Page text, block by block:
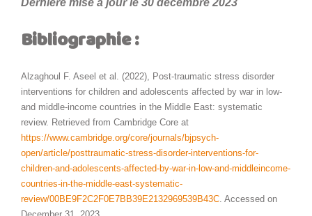
Dernière mise à jour le 30 décembre 2023
Bibliographie :
Alzaghoul F. Aseel et al. (2022), Post-traumatic stress disorder
interventions for children and adolescents affected by war in low-
and middle-income countries in the Middle East: systematic
review. Retrieved from Cambridge Core at
https://www.cambridge.org/core/journals/bjpsych-
open/article/posttraumatic-stress-disorder-interventions-for-
children-and-adolescents-affected-by-war-in-low-and-middleincome-
countries-in-the-middle-east-systematic-
review/00BE9F2C2F0E7BB39E2132969539B43C . Accessed on